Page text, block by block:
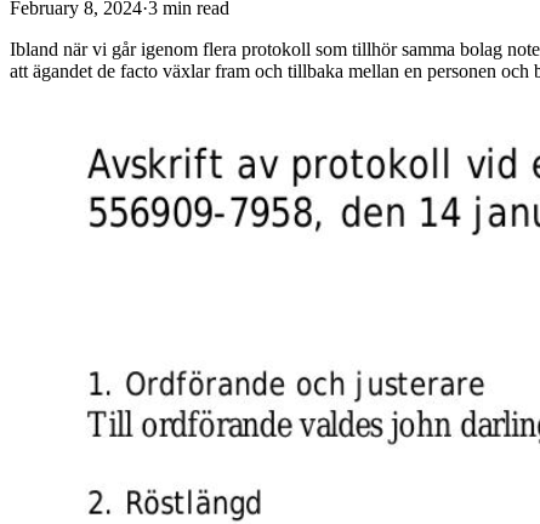
February 8, 2024·3 min read
Ibland när vi går igenom flera protokoll som tillhör samma bolag
att ägandet de facto växlar fram och tillbaka mellan en personen